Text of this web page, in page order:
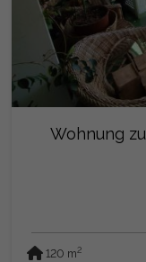
Wohnung
120 m2